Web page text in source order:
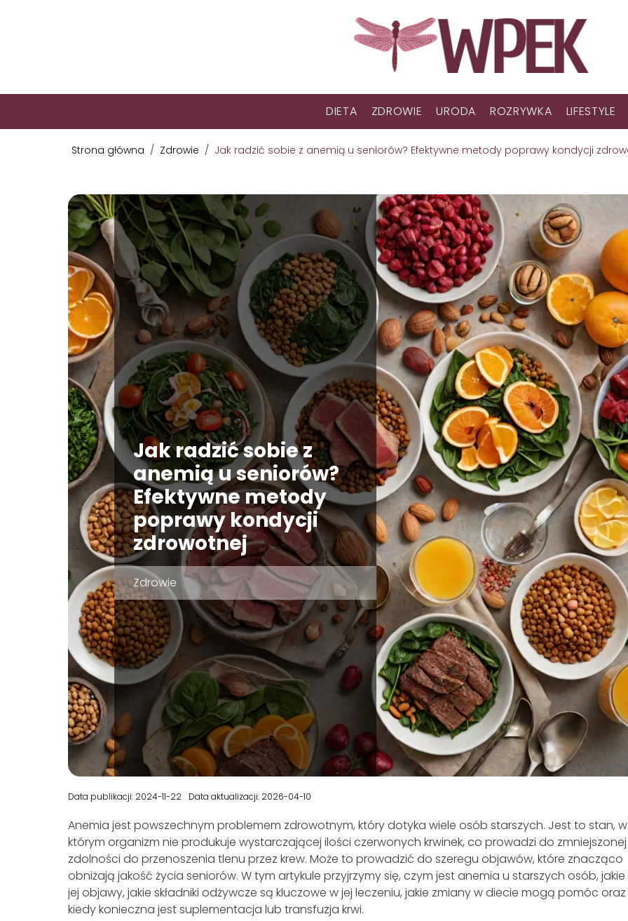
DIETA ZDROWIE URODA ROZRYWKA LIFESTYLE
Strona główna / Zdrowie / Jak radzić sobie z anemią u seniorów? Efektywne metody poprawy kondycji
Jak radzić sobie z
anemią u seniorów?
Efektywne metody
poprawy kondycji
zdrowotnej
Zdrowie
Data publikacji: 2024-11-22 Data aktualizacji: 2026-04-10
Anemia jest powszechnym problemem zdrowotnym, który dotyka wiele osób starszych. Jest to stan, w
którym organizm nie produkuje wystarczającej ilości czerwonych krwinek, co prowadzi do zmniejszonej
zdolności do przenoszenia tlenu przez krew. Może to prowadzić do szeregu objawów, które znacząco
obniżają jakość życia seniorów. W tym artykule przyjrzymy się, czym jest anemia u starszych osób, jakie
jej objawy, jakie składniki odżywcze są kluczowe w jej leczeniu, jakie zmiany w diecie mogą pomóc oraz
kiedy konieczna jest suplementacja lub transfuzja krwi.